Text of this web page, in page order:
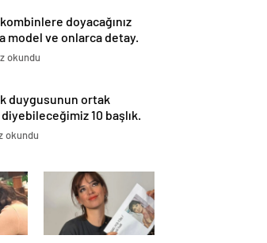
kombinlere doyacağınız
model ve onlarca detay.
okundu
duygusunun ortak
diyebileceğimiz 10 başlık.
okundu